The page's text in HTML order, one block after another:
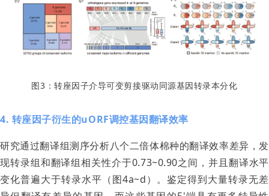
图3：转座因子介导可变剪接驱动同源基因转录本分化
4. 转座因子衍生的uORF调控基因翻译效率
研究通过翻译组测序分析八个二倍体棉种的翻译效率差异，发
现转录组和翻译组相关性介于0.73~0.90之间，并且翻译水平
变化普遍大于转录水平（图4a~d）。鉴定得到大量转录无差